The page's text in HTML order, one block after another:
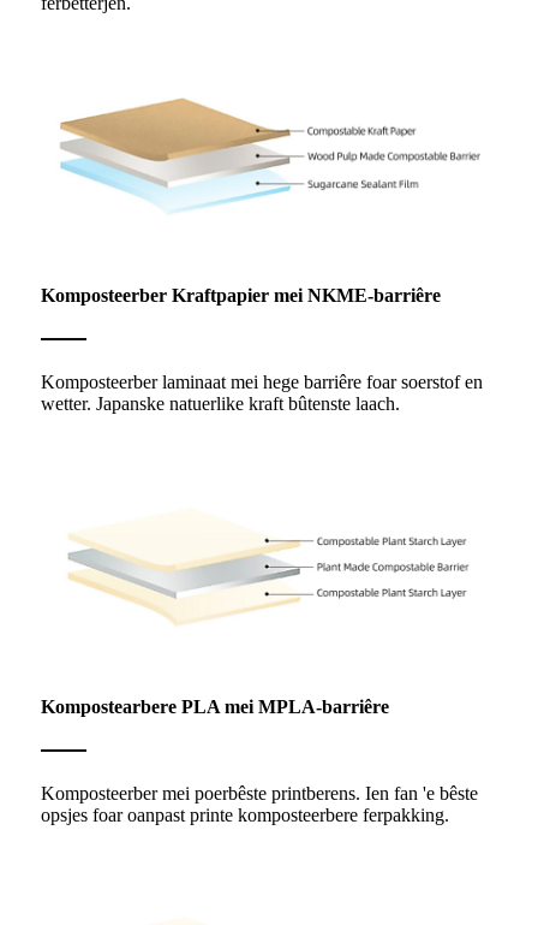
Komposteerber Kraftpapier mei NKME-barriêre
Komposteerber laminaat mei hege barriêre foar soerstof en
wetter. Japanske natuerlike kraft bûtenste laach.
Kompostearbere PLA mei MPLA-barriêre
Komposteerber mei poerbêste printberens. Ien fan 'e bêste
opsjes foar oanpast printe komposteerbere ferpakking.